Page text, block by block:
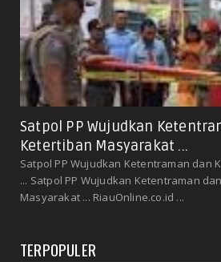
Satpol PP Wujudkan
Ketertiban Masyarakat ...
Satpol PP Wujudkan Ketentraman dan
... Satpol PP Wujudkan Ketentraman
Masyarakat ... RiauOnline.co.id ...
TERPOPULER